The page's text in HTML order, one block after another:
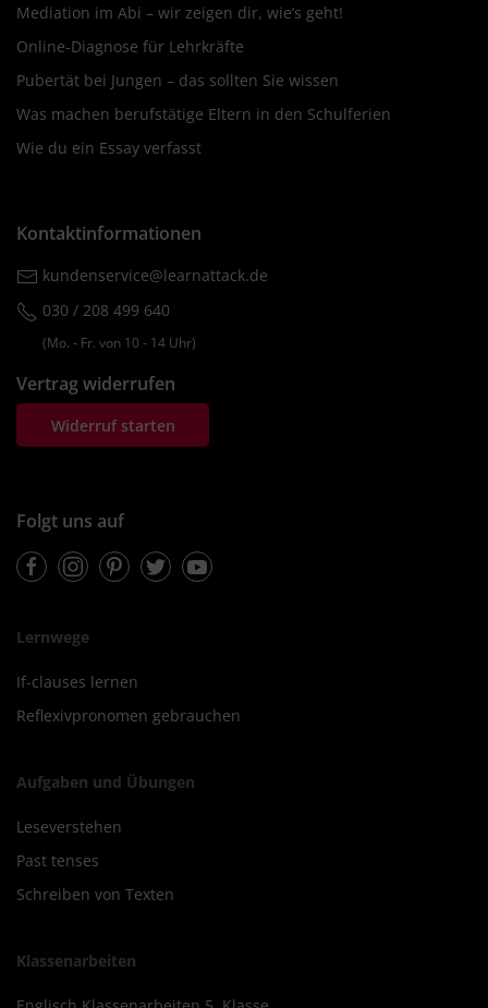
Mediation im Abi – wir zeigen dir, wie’s geht!
Online-Diagnose für Lehrkräfte
Pubertät bei Jungen – das sollten Sie wissen
Was machen berufstätige Eltern in den Schulferien
Wie du ein Essay verfasst
Kontaktinformationen
kundenservice@learnattack.de
030 / 208 499 640
(Mo. ‐ Fr. von 10 ‐ 14 Uhr)
Vertrag widerrufen
Widerruf starten
Folgt uns auf
FacebookInstagramPinterestTwitterYoutube
Lernwege
If-clauses lernen
Reflexivpronomen gebrauchen
Aufgaben und Übungen
Leseverstehen
Past tenses
Schreiben von Texten
Klassenarbeiten